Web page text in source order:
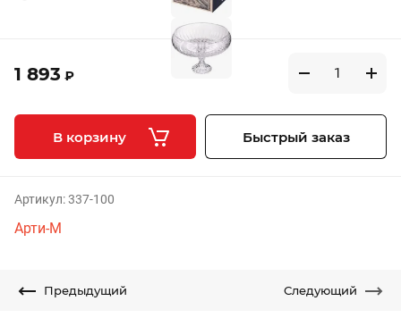
1 893 ₽
В корзину Быстрый заказ
Артикул:337-100
Арти-М
Предыдущий Следующий